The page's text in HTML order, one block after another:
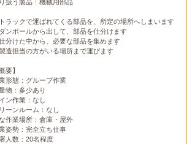
扱う製品：機械用部品
トラックで運ばれてくる部品を、所定の場所へしまいます
ダンボールから出して、部品を仕分けます
仕分けた中から、必要な部品を集めます
製造担当の方がいる場所まで運びます
要】
形態：グループ作業
物：多少あり
ン作業：なし
ーンルーム：なし
作業場所：倉庫・屋外
姿勢：完全立ち仕事
人数：20名程度